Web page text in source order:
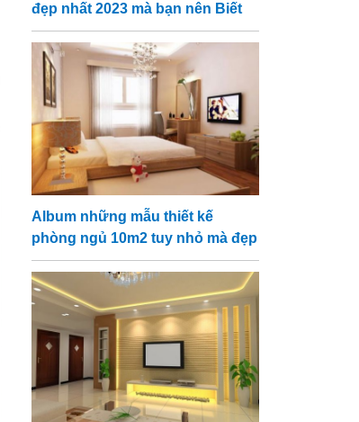
đẹp nhất 2023 mà bạn nên Biết
Album những mẫu thiết kế
phòng ngủ 10m2 tuy nhỏ mà đẹp